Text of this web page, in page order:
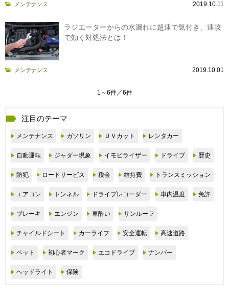
メンテナンス 2019.10.11
ラジエーターからの水漏れに超速で気付き、速攻
で効く対処法とは！
メンテナンス 2019.10.01
1～6件／6件
注目のテーマ
メンテナンス ガソリン ＵＶカット レンタカー
自動運転 ジャダー現象 イモビライザー ドライブ 歴史
防犯 ロードサービス 税金 維持費 トランスミッション
エアコン トンネル ドライブレコーダー 車内温度 免許
ブレーキ エンジン 車酔い サンルーフ
チャイルドシート カーライフ 安全運転 高速道路
ペット 初心者マーク エコドライブ ナンバー
ヘッドライト 保険